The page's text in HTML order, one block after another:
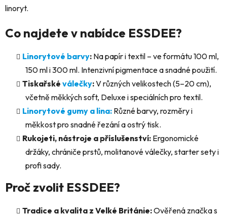
y
ý
p
i
s
u
linoryt.
Co najdete v nabídce ESSDEE?
Linorytové barvy: Na papír i textil – ve formátu 100 ml,
150 ml i 300 ml. Intenzivní pigmentace a snadné použití.
Tiskařské válečky:V různých velikostech (5–20 cm),
včetně měkkých soft, Deluxe i speciálních pro textil.
Linorytové gumy a lina: Různé barvy, rozměry i
měkkost pro snadné řezání a ostrý tisk.
Rukojeti, nástroje a příslušenství: Ergonomické
držáky, chrániče prstů, molitanové válečky, starter sety i
profi sady.
Proč zvolit ESSDEE?
Tradice a kvalita z Velké Británie:Ověřená značka s